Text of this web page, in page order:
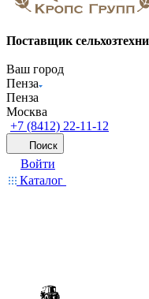
Поставщик
Ваш город
Пенза
Пенза
Москва
+7 (8412) 22-11-12
Поиск
Войти
Каталог